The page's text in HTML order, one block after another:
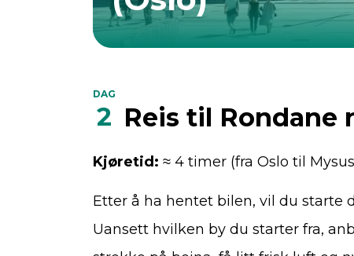
DAG
2 Reis til Rondane
Kjøretid: ≈ 4 timer (fra Oslo til
Etter å ha hentet bilen, vil du
Uansett hvilken by du starter fra,